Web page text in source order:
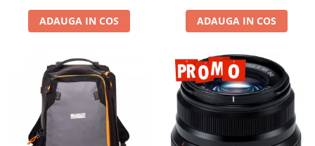
Huse Protectie / Ploaie camere
Camere Video Cinematice
Camere Video Compacte
ADAUGA IN COS ADAUGA IN COS